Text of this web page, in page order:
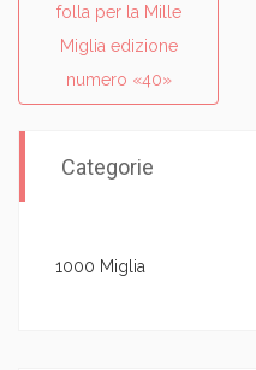
folla per la Mille
Miglia edizione
numero «40»
Categorie
1000 Miglia